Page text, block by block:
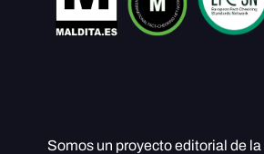
Somos un proyecto editorial de la